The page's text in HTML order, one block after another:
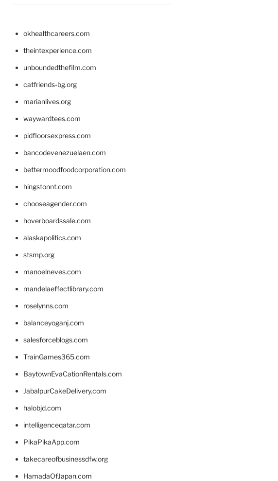
okhealthcareers.com
theintexperience.com
unboundedthefilm.com
catfriends-bg.org
marianlives.org
waywardtees.com
pidfloorsexpress.com
bancodevenezuelaen.com
bettermoodfoodcorporation.com
hingstonnt.com
chooseagender.com
hoverboardssale.com
alaskapolitics.com
stsmp.org
manoelneves.com
mandelaeffectlibrary.com
roselynns.com
balanceyoganj.com
salesforceblogs.com
TrainGames365.com
BaytownEvaCationRentals.com
JabalpurCakeDelivery.com
halobjd.com
intelligenceqatar.com
PikaPikaApp.com
takecareofbusinessdfw.org
HamadaOfJapan.com